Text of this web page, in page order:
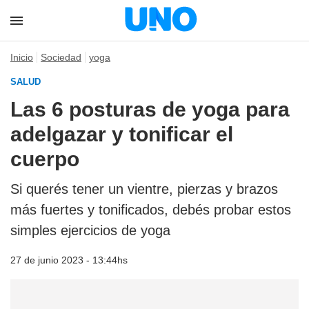
Inicio Sociedad yoga
SALUD
Las 6 posturas de yoga para
adelgazar y tonificar el
cuerpo
Si querés tener un vientre, pierzas y brazos
más fuertes y tonificados, debés probar estos
simples ejercicios de yoga
27 de junio 2023 - 13:44hs